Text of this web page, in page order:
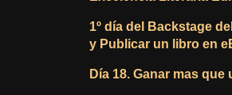
1º día del Backstage
y Publicar un libro en
Día 18. Ganar mas que